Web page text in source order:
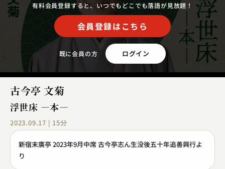
有料会員登録すると、いつでもどこでも落語が見放題！
会員登録はこちら
既に会員の方 ログイン
古今亭 文菊
浮世床 ―本―
2023.09.17 | 15分
新宿末廣亭 2023年9月中席 古今亭志ん生没後五十年追善興行よ
り